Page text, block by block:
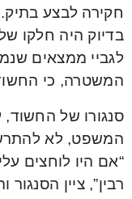
חקירה לבצע
בדיוק היה חלקו
לגביי ממצאים
המשטרה, כי
סנגורו של החשוד,
המשפט, לא
“אם היו לוחצים
רבין”, ציין